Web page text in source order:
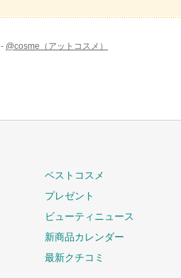
@cosme（アットコスメ）
ベストコスメ
プレゼント
ビューティニュース
新商品カレンダー
最新クチコミ